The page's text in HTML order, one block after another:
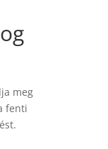
meg
fenti